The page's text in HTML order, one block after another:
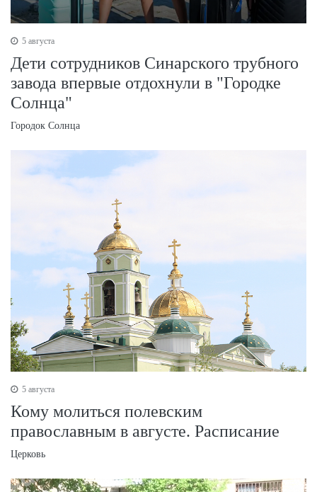
5 августа
Дети сотрудников Синарского трубного
завода впервые отдохнули в "Городке
Солнца"
Городок Солнца
5 августа
Кому молиться полевским
православным в августе. Расписание
Церковь